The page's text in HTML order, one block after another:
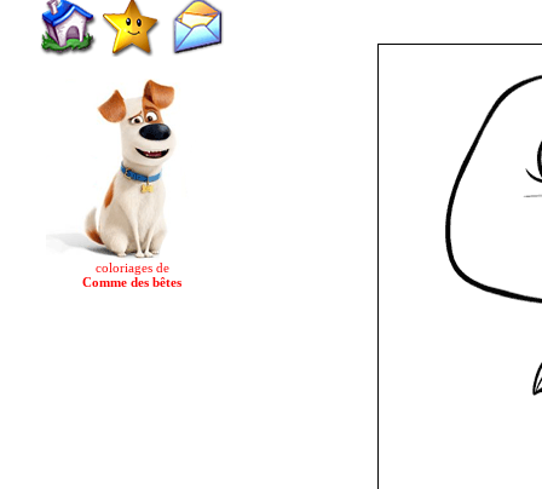
coloriages de
Comme des bêtes